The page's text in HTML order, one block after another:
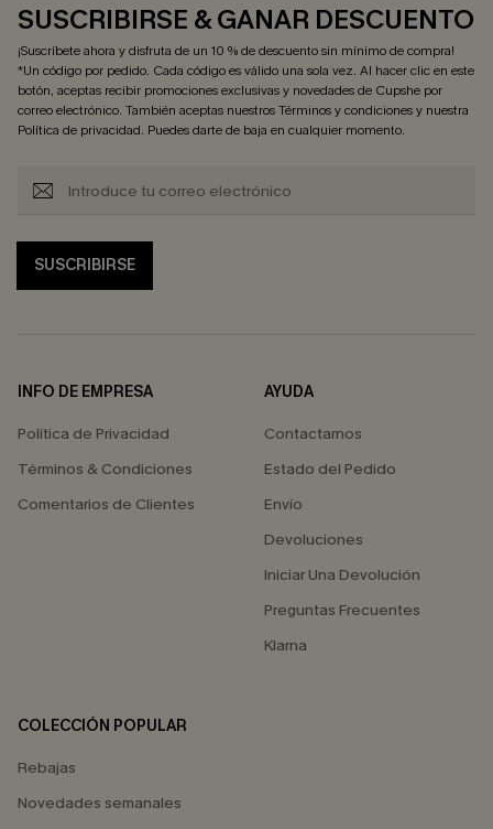
SUSCRIBIRSE & GANAR DESCUENTO
¡Suscríbete ahora y disfruta de un 10 % de descuento sin mínimo de compra!
*Un código por pedido. Cada código es válido una sola vez. Al hacer clic en este
botón, aceptas recibir promociones exclusivas y novedades de Cupshe por
correo electrónico. También aceptas nuestrosTérminos y condicionesy nuestra
Política de privacidad. Puedes darte de baja en cualquier momento.
SUSCRIBIRSE
INFO DE EMPRESA
Política de Privacidad
Términos & Condiciones
Comentarios de Clientes
AYUDA
Contactarnos
Estado del Pedido
Envío
Devoluciones
Iniciar Una Devolución
Preguntas Frecuentes
Klarna
COLECCIÓN POPULAR
Rebajas
Novedades semanales